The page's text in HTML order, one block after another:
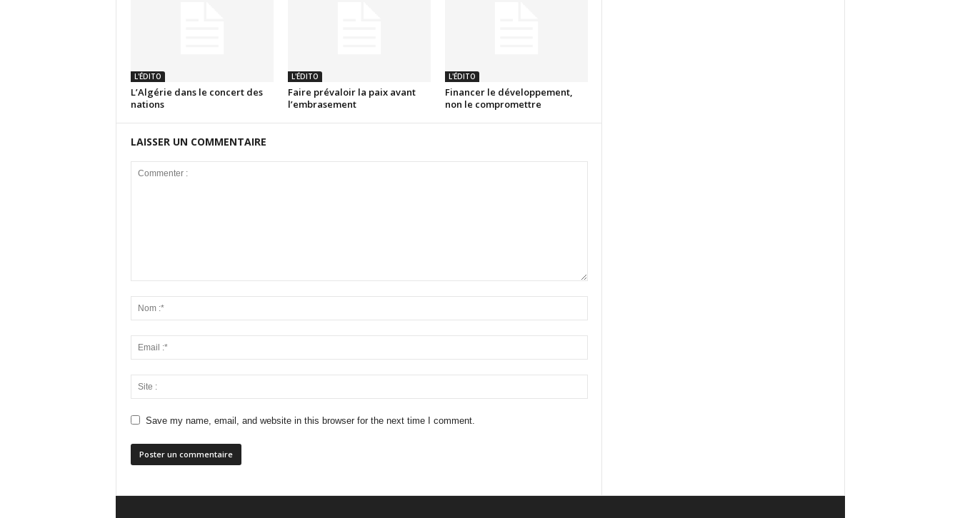
L'ÉDITO
L’Algérie dans le concert des
nations
L'ÉDITO
Faire prévaloir la paix avant
l’embrasement
L'ÉDITO
Financer le développement,
non le compromettre
LAISSER UN COMMENTAIRE
Save my name, email, and website in this browser for the next time I comment.